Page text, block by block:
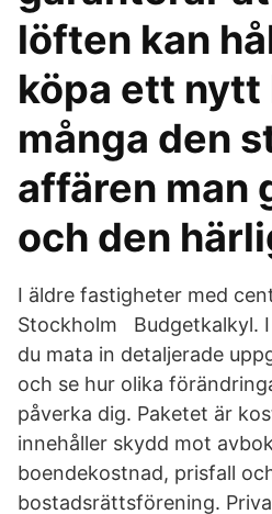
löften kan
köpa ett nytt
många den
affären man
och den
I äldre fastigheter med
Stockholm Budgetkalkyl.
du mata in detaljerade
och se hur olika
påverka dig. Paketet är
innehåller skydd mot
boendekostnad, prisfall
bostadsrättsförening.